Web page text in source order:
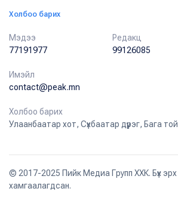
Холбоо барих
Мэдээ
77191977
Редакц
99126085
Имэйл
contact@peak.mn
Холбоо барих
Улаанбаатар хот, Сүхбаатар дүүрэг, Бага
© 2017-2025 Пийк Медиа Групп ХХК. Бүх эрх
хамгаалагдсан.